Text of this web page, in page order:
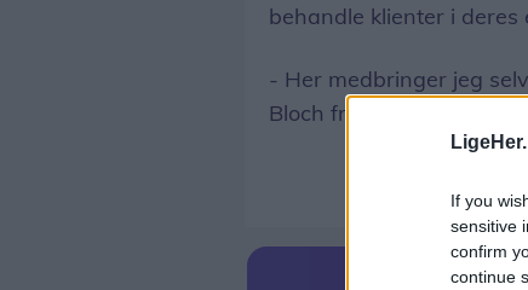
If you
sensitive
confirm
continue
behandle klienter i deres
- Her medbringer jeg
Bloch fra Klinik CB i